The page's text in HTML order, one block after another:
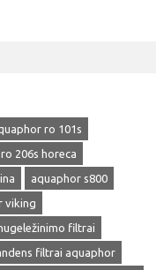
ro 101s
206s horeca
aquaphor s800
viking
filtrai
filtrai aquaphor